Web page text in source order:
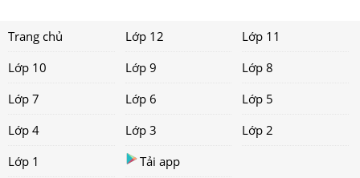
Trang chủ Lớp 12
Lớp 11
Lớp 10
Lớp 9
Lớp 8
Lớp 7
Lớp 6
Lớp 5
Lớp 4
Lớp 3
Lớp 2
Lớp 1
Tải app